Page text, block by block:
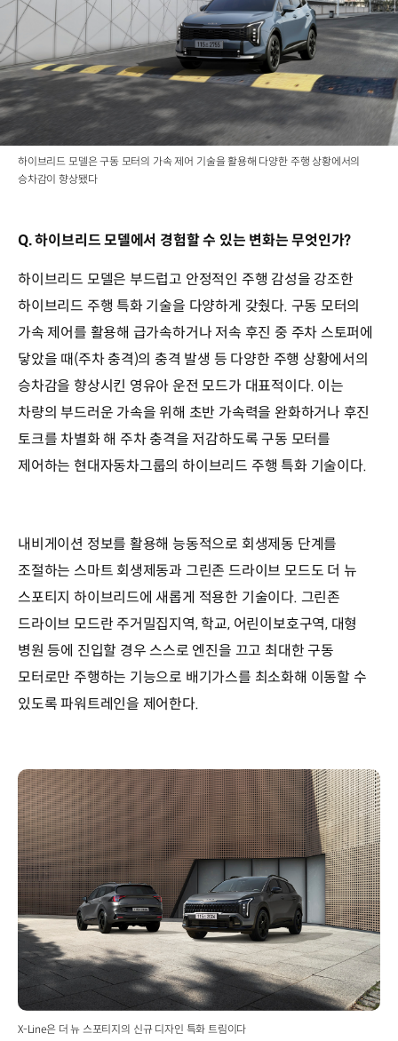
하이브리드 모델은 구동 모터의 가속 제어 기술을 활용해 다양한 주행 상황에서의
승차감이 향상됐다
Q. 하이브리드 모델에서 경험할 수 있는 변화는 무엇인가?
하이브리드 모델은 부드럽고 안정적인 주행 감성을 강조한
하이브리드 주행 특화 기술을 다양하게 갖췄다. 구동 모터의
가속 제어를 활용해 급가속하거나 저속 후진 중 주차 스토퍼에
닿았을 때(주차 충격)의 충격 발생 등 다양한 주행 상황에서의
승차감을 향상시킨 영유아 운전 모드가 대표적이다. 이는
차량의 부드러운 가속을 위해 초반 가속력을 완화하거나 후진
토크를 차별화 해 주차 충격을 저감하도록 구동 모터를
제어하는 현대자동차그룹의 하이브리드 주행 특화 기술이다.
내비게이션 정보를 활용해 능동적으로 회생제동 단계를
조절하는 스마트 회생제동과 그린존 드라이브 모드도 더 뉴
스포티지 하이브리드에 새롭게 적용한 기술이다. 그린존
드라이브 모드란 주거밀집지역, 학교, 어린이보호구역, 대형
병원 등에 진입할 경우 스스로 엔진을 끄고 최대한 구동
모터로만 주행하는 기능으로 배기가스를 최소화해 이동할 수
있도록 파워트레인을 제어한다.
X-Line은 더 뉴 스포티지의 신규 디자인 특화 트림이다